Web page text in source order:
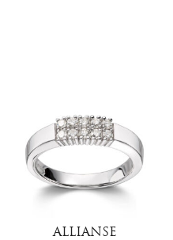
ALLIANSE